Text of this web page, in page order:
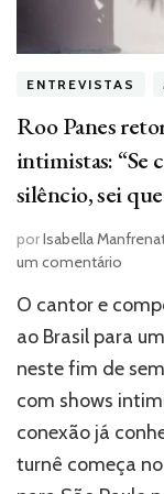
ENTREVISTAS
Roo Panes
intimistas: “Se
silêncio, sei
porIsabella
um comentário
Panes
Brasil
com
shows
“Se
O cantor e
ao Brasil para
neste fim de
com shows
conexão já
turnê começa